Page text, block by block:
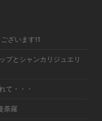
ざいます!1
プとシャンカリジュエリ
て・・・
荼羅